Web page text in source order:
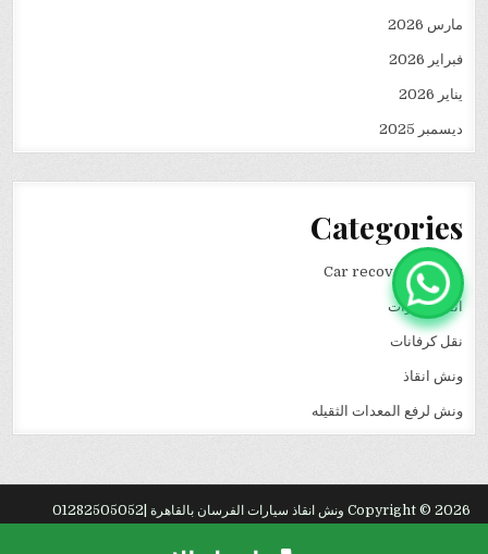
مارس 2026
فبراير 2026
يناير 2026
ديسمبر 2025
Categories
Car recovery winch
انقاذ سيارات
نقل كرفانات
ونش انقاذ
ونش لرفع المعدات الثقيله
Copyright © 2026 ونش انقاذ سيارات الفرسان بالقاهرة |01282505052